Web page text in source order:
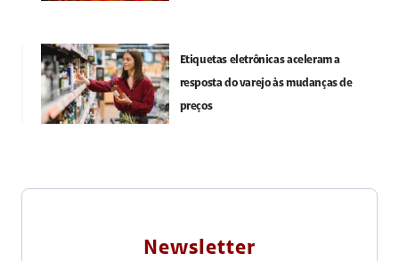
Etiquetas eletrônicas aceleram a
resposta do varejo às mudanças de
preços
Newsletter